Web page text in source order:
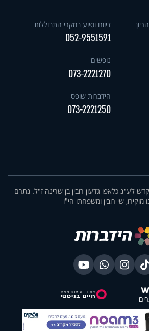
דיווח וסיוע במקרי התבוללות
052-9551591
נופשים
073-2221270
הידברות שופס
073-2221250
לע"נ כלאפו גדעון רובין בן שרינה ז"ל. נתרם
מוקירו, שי רובין ומשפחתו הי"ו